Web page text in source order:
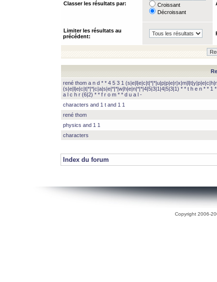
Classer les résultats par:
Croissant
Décroissant
Limiter les résultats au
précédent:
rené thom a n d * * 4 5 3 1
(s|e|l|e|c|t|*|*|c|a|s|e|*|*|w|h|e|n|*|*|4|5|3|1|4|5|3|1) * * t h e n * * 1
a l c h r (6|2) * * f r o m * * d u a l -
characters and 1 t and 1 1
rené thom
physics and 1 1
characters
Index du forum
Copyright 2006-